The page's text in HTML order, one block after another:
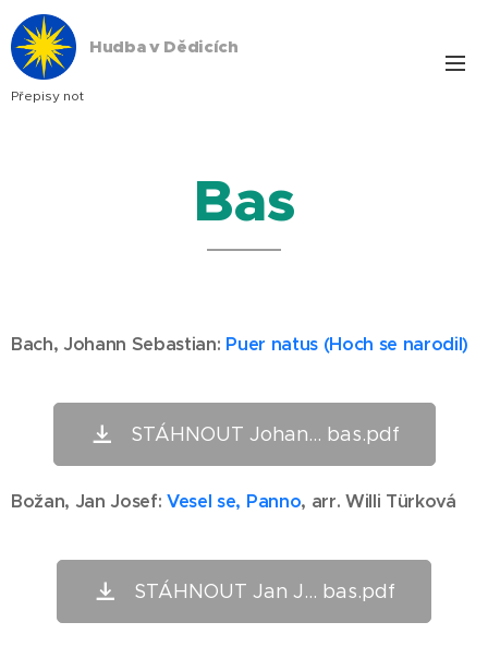
Hudba v Dědicích
Přepisy not
Bas
Bach, Johann Sebastian: Puer natus (Hoch se narodil)
STÁHNOUT Johan... bas.pdf
Božan, Jan Josef:Vesel se, Panno, arr. Willi Türková
STÁHNOUT Jan J... bas.pdf